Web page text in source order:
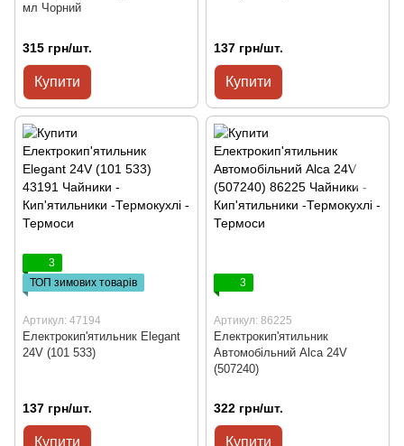
мл Чорний
315 грн/шт.
Купити
137 грн/шт.
Купити
3
ТОП зимових товарів
Артикул: 47194
Електрокип'ятильник Elegant
24V (101 533)
137 грн/шт.
Купити
3
Артикул: 86225
Електрокип'ятильник
Автомобільний Alca 24V
(507240)
322 грн/шт.
Купити